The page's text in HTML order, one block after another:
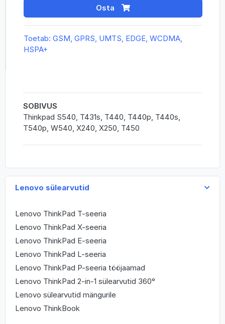
Lenovo sülearvutid
Lenovo ThinkPad T-seeria
Lenovo ThinkPad X-seeria
Lenovo ThinkPad E-seeria
Lenovo ThinkPad L-seeria
Lenovo ThinkPad P-seeria tööjaamad
Lenovo ThinkPad 2-in-1 sülearvutid 360°
Lenovo sülearvutid mängurile
Lenovo ThinkBook
Osta
Toetab: GSM, GPRS, UMTS, EDGE, WCDMA,
HSPA+
SOBIVUS
Thinkpad S540, T431s, T440, T440p, T440s,
T540p, W540, X240, X250, T450